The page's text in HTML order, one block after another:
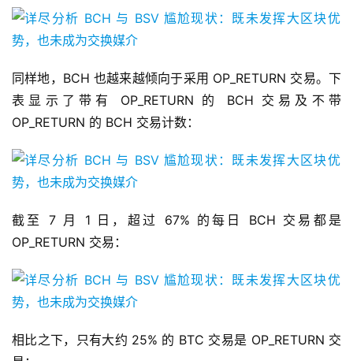
同样地，BCH 也越来越倾向于采用 OP_RETURN 交易。下
表显示了带有 OP_RETURN 的 BCH 交易及不带
OP_RETURN 的 BCH 交易计数：
截至 7 月 1 日，超过 67% 的每日 BCH 交易都是
OP_RETURN 交易：
相比之下，只有大约 25% 的 BTC 交易是 OP_RETURN 交